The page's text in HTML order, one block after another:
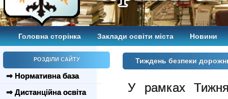
Головна сторінка Заклади освіти міста Новини
РОЗДІЛИ САЙТУ
⇒ Нормативна база
⇒ Дистанційна освіта
Тиждень безпеки
У рамках